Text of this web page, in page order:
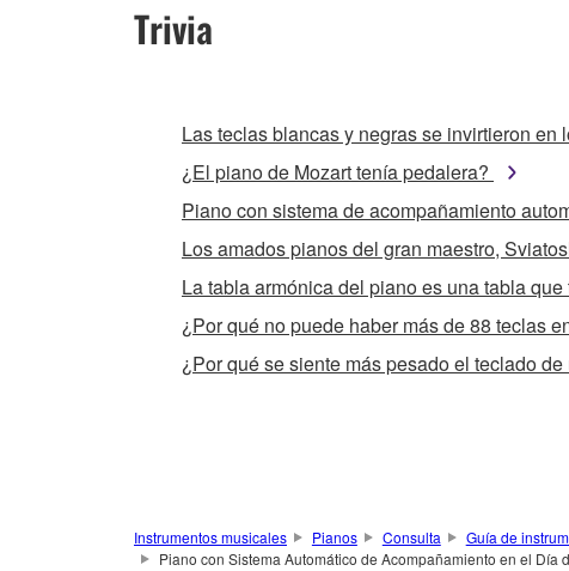
Trivia
Las teclas blancas y negras se invirtieron en
¿El piano de Mozart tenía pedalera?
Piano con sistema de acompañamiento
Los amados pianos del gran maestro,
La tabla armónica del piano es una tabla
¿Por qué no puede haber más de 88 teclas
¿Por qué se siente más pesado el teclado
Instrumentos musicales Pianos Consulta Guía de
Piano con Sistema Automático de Acompañamiento en el Día